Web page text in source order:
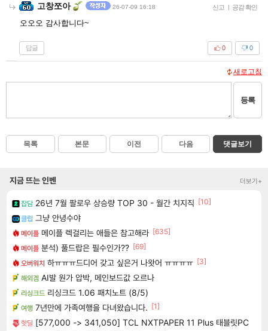
고창쪼아 26-07-09 16:18 신고 | 공감 확인
오오오 감사합니다~
답글 0
0
새로고침
등록
목록 본문 이전 다음 댓글보기
지금 뜨는 인벤 더보기+
잡담 26년 7월 팔로우 상승량 TOP 30 - 월간 치지직 [10]
클립 그냥 안녕수야
메이플 메이플 렉걸리는 애들은 참고해라 [635]
메이플 분석) 풀드랍은 필수인가?? [69]
오버워치 하ㅠㅠㅠ드디어 갖고 싶은거 나왓어 ㅠㅠㅠㅠ [3]
해외겜 AI발 원가 압박, 메인보드값 오르나
리싱크드 리싱크드 1.06 패치노트 (8/5)
여행 7년만에 가족여행을 다녀왔습니다. [1]
핫딜 [577,000 -> 341,050] TCL NXTPAPER 11 Plus 태블릿PC